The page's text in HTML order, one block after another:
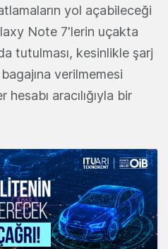
yol açabileceği
Note 7'lerin uçakta
tutulması, kesinlikle şarj
verilmemesi
aracılığıyla bir